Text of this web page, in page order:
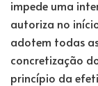
impede uma
autoriza no
adotem todas
concretização
princípio da